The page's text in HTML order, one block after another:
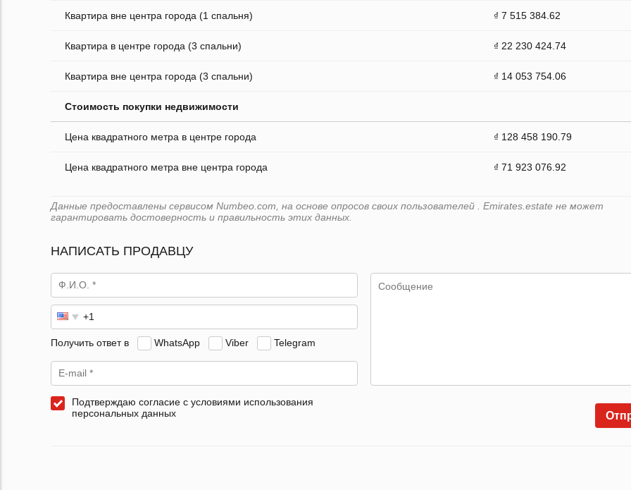
Квартира вне центра города (1 спальня) ₫ 7 515 384.62
Квартира в центре города (3 спальни) ₫ 22 230 424.74
Квартира вне центра города (3 спальни) ₫ 14 053 754.06
Стоимость покупки недвижимости
Цена квадратного метра в центре города ₫ 128 458 190.79
Цена квадратного метра вне центра города ₫ 71 923 076.92
Данные предоставлены сервисом Numbeo.com, на основе опросов своих пользователей . Emirates.estate не может
гарантировать достоверность и правильность этих данных.
НАПИСАТЬ ПРОДАВЦУ
Получить ответ в WhatsApp Viber Telegram
Подтверждаю согласие с условиями использования
персональных данных